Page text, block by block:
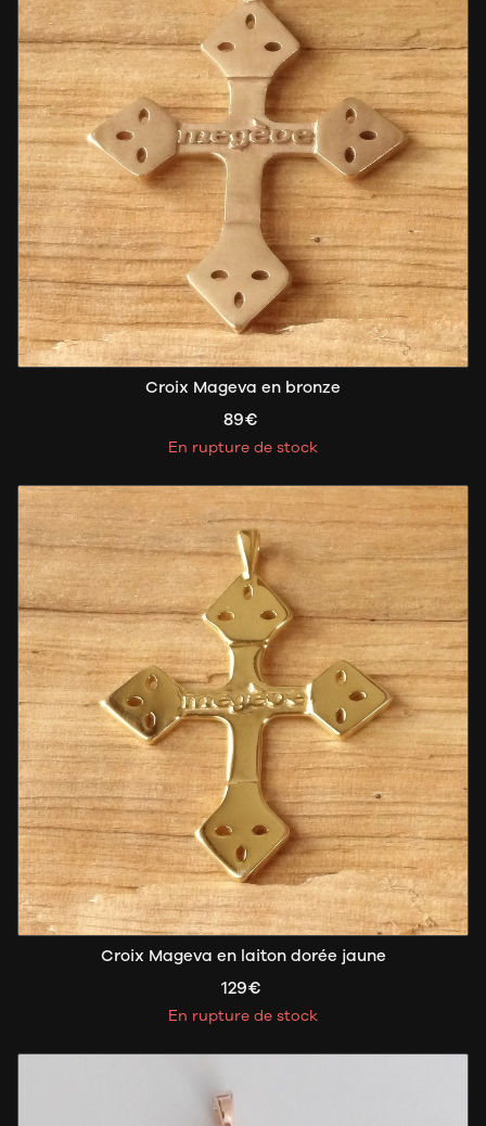
Croix Mageva en bronze
89€
En rupture de stock
Croix Mageva en laiton dorée jaune
129€
En rupture de stock